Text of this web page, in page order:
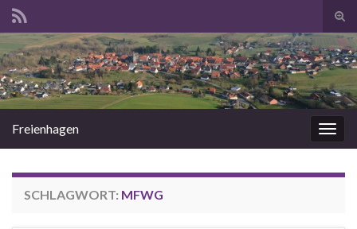
Search for:
Freienhagen
SCHLAGWORT: MFWG